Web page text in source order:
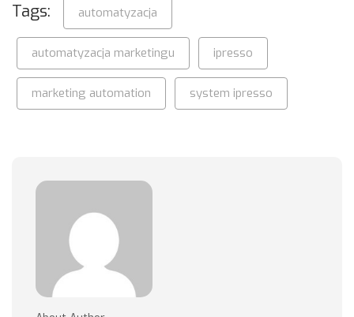
Tags: automatyzacja
automatyzacja marketingu ipresso
marketing automation system ipresso